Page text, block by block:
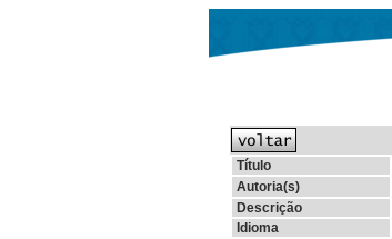
Título
Autoria(s)
Descrição
Idioma